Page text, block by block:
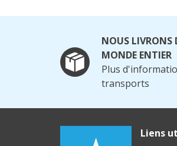
NOUS LIVRONS
MONDE ENTIER
Plus
transports
Liens